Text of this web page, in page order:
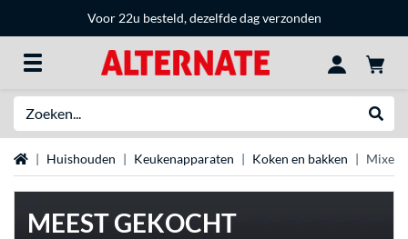
Voor 22u besteld, dezelfde dag verzonden
Home Huishouden Keukenapparaten Koken en bakken Mixers
MEEST GEKOCHT